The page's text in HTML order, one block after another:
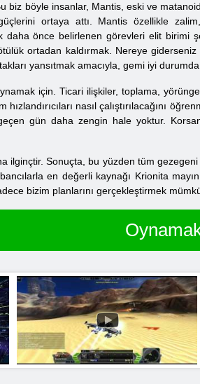
biz böyle insanlar, Mantis, eski ve
ortaya attı. Mantis özellikle
önce belirlenen görevleri elit birimi
ortadan kaldırmak. Nereye
yansıtmak amacıyla, gemi iyi
için. Ticari ilişkiler, toplama,
hızlandırıcıları nasıl çalıştırılacağını
gün daha zengin hale yoktur.
ilginçtir. Sonuçta, bu yüzden tüm
en değerli kaynağı Krionita
bizim planlarını gerçekleştirmek